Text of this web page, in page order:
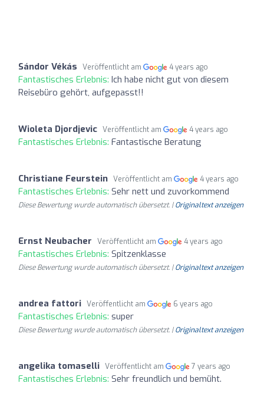
Sándor Vékás Veröffentlicht am 4 years ago
Fantastisches Erlebnis: Ich habe nicht gut von diesem
Reisebüro gehört, aufgepasst!!
Wioleta Djordjevic Veröffentlicht am 4 years ago
Fantastisches Erlebnis: Fantastische Beratung
Christiane Feurstein Veröffentlicht am 4 years ago
Fantastisches Erlebnis: Sehr nett und zuvorkommend
Diese Bewertung wurde automatisch übersetzt. |Originaltext anzeigen
Ernst Neubacher Veröffentlicht am 4 years ago
Fantastisches Erlebnis: Spitzenklasse
Diese Bewertung wurde automatisch übersetzt. |Originaltext anzeigen
andrea fattori Veröffentlicht am 6 years ago
Fantastisches Erlebnis: super
Diese Bewertung wurde automatisch übersetzt. |Originaltext anzeigen
angelika tomaselli Veröffentlicht am 7 years ago
Fantastisches Erlebnis: Sehr freundlich und bemüht.